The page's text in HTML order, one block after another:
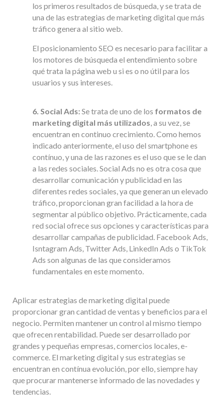
los primeros resultados de búsqueda, y se trata de
una de las estrategias de marketing digital que más
tráfico genera al sitio web.
El posicionamiento SEO es necesario para facilitar a
los motores de búsqueda el entendimiento sobre
qué trata la página web u si es o no útil para los
usuarios y sus intereses.
6. Social Ads: Se trata de uno de los formatos de
marketing digital más utilizados , a su vez, se
encuentran en continuo crecimiento. Como hemos
indicado anteriormente, el uso del smartphone es
contínuo, y una de las razones es el uso que se le dan
a las redes sociales. Social Ads no es otra cosa que
desarrollar comunicación y publicidad en las
diferentes redes sociales, ya que generan un elevado
tráfico, proporcionan gran facilidad a la hora de
segmentar al público objetivo. Prácticamente, cada
red social ofrece sus opciones y características para
desarrollar campañas de publicidad. Facebook Ads,
Isntagram Ads, Twitter Ads, LinkedIn Ads o TikTok
Ads son algunas de las que consideramos
fundamentales en este momento.
Aplicar estrategias de marketing digital puede
proporcionar gran cantidad de ventas y beneficios para el
negocio. Permiten mantener un control al mismo tiempo
que ofrecen rentabilidad. Puede ser desarrollado por
grandes y pequeñas empresas, comercios locales, e-
commerce. El marketing digital y sus estrategias se
encuentran en contínua evolución, por ello, siempre hay
que procurar mantenerse informado de las novedades y
tendencias.